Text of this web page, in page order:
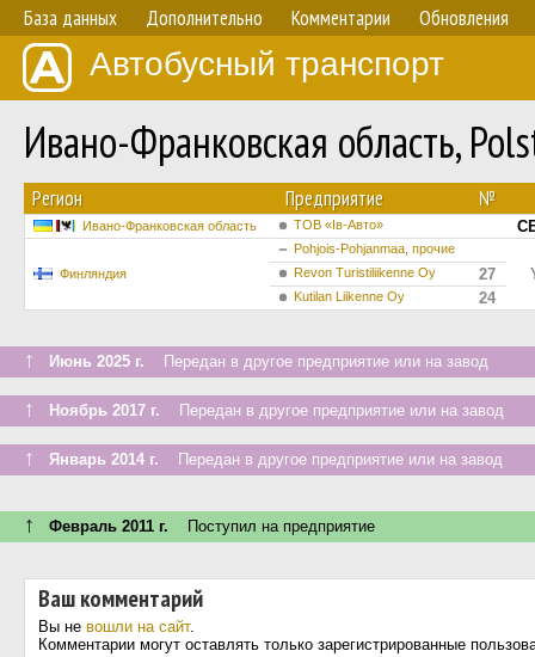
База данных Дополнительно Комментарии Обновления
Автобусный транспорт
Ивано-Франковская область,
Регион Предприятие №
Ивано-Франковская область ТОВ «Ів-Авто»
Финляндия
Pohjois-Pohjanmaa, прочие
Revon Turistiliikenne Oy 27
Kutilan Liikenne Oy 24
↑ Июнь 2025 г. Передан в другое предприятие или на завод
↑ Ноябрь 2017 г. Передан в другое предприятие или на завод
↑ Январь 2014 г. Передан в другое предприятие или на завод
↑ Февраль 2011 г. Поступил на предприятие
Ваш комментарий
Вы не вошли на сайт.
Комментарии могут оставлять только зарегистрированные